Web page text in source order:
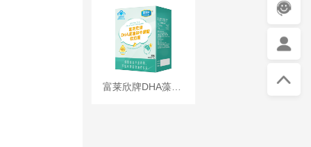
富莱欣牌DHA藻油锌牛磺酸软胶囊